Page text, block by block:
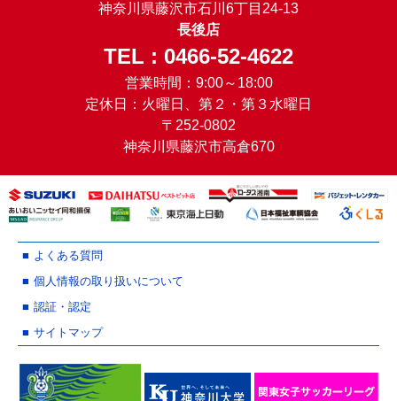
神奈川県藤沢市石川6丁目24-13
長後店
TEL : 0466-52-4622
営業時間：9:00～18:00
定休日：火曜日、第２・第３水曜日
〒252-0802
神奈川県藤沢市高倉670
よくある質問
個人情報の取り扱いについて
認証・認定
サイトマップ